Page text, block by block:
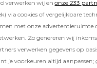
verwerken wij en onze 233
via cookies of vergelijkbare
met onze advertentieruimte
Zo genereren wij
verwerken gegevens op
je voorkeuren altijd
is Moederdag
aan iets gevoeligs.